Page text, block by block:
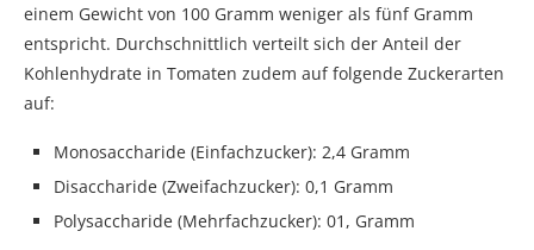
einem Gewicht von 100 Gramm weniger als fünf Gramm
entspricht. Durchschnittlich verteilt sich der Anteil der
Kohlenhydrate in Tomaten zudem auf folgende Zuckerarten
auf:
Monosaccharide (Einfachzucker): 2,4 Gramm
Disaccharide (Zweifachzucker): 0,1 Gramm
Polysaccharide (Mehrfachzucker): 01, Gramm